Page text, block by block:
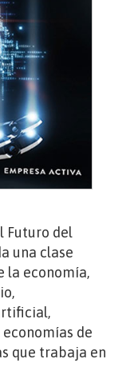
Futuro del
una clase
la economía,
de
que trabaja en